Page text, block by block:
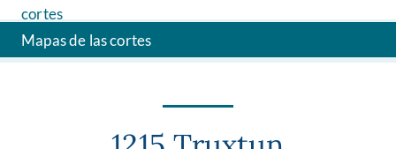
cortes
Mapas de las cortes